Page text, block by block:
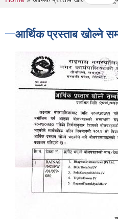
आर्थिक प्रस्ताब खोल्ने